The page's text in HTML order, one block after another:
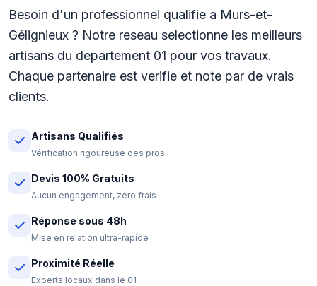
Besoin d'un professionnel qualifie a Murs-et-
Gélignieux ? Notre reseau selectionne les meilleurs
artisans du departement 01 pour vos travaux.
Chaque partenaire est verifie et note par de vrais
clients.
Artisans Qualifiés
Vérification rigoureuse des pros
Devis 100% Gratuits
Aucun engagement, zéro frais
Réponse sous 48h
Mise en relation ultra-rapide
Proximité Réelle
Experts locaux dans le 01